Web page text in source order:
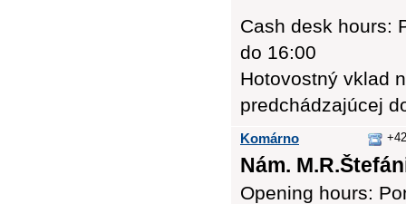
Cash desk hours:
do 16:00
Hotovostný vklad
predchádzajúcej
Komárno
Nám.
Opening hours: